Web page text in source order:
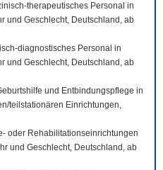
therapeutisches Personal in
und Geschlecht, Deutschland, ab
diagnostisches Personal in
und Geschlecht, Deutschland, ab
und Entbindungspflege in
teilstationären Einrichtungen,
oder Rehabilitationseinrichtungen
und Geschlecht, Deutschland, ab